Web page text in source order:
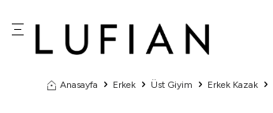
Anasayfa Erkek Üst Giyim Erkek Kazak